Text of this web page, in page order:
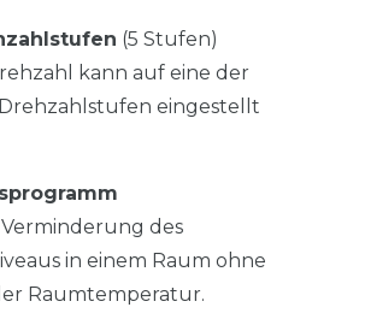
(5 Stufen)
kann auf eine der
eingestellt
des
in einem Raum ohne
Raumtemperatur.